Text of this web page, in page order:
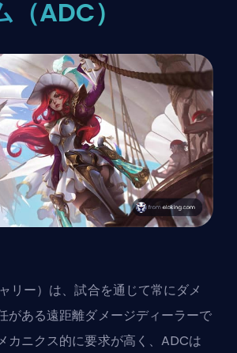
ADC）
リー）は、試合を通じて常にダメ
がある遠距離ダメージディーラーで
カニクス的に要求が高く、ADCは